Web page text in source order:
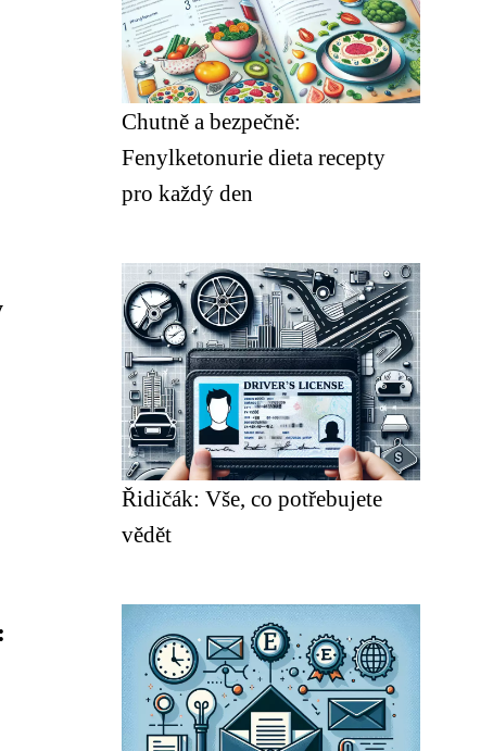
Chutně a bezpečně:
Fenylketonurie dieta recepty
pro každý den
Řidičák: Vše, co potřebujete
vědět